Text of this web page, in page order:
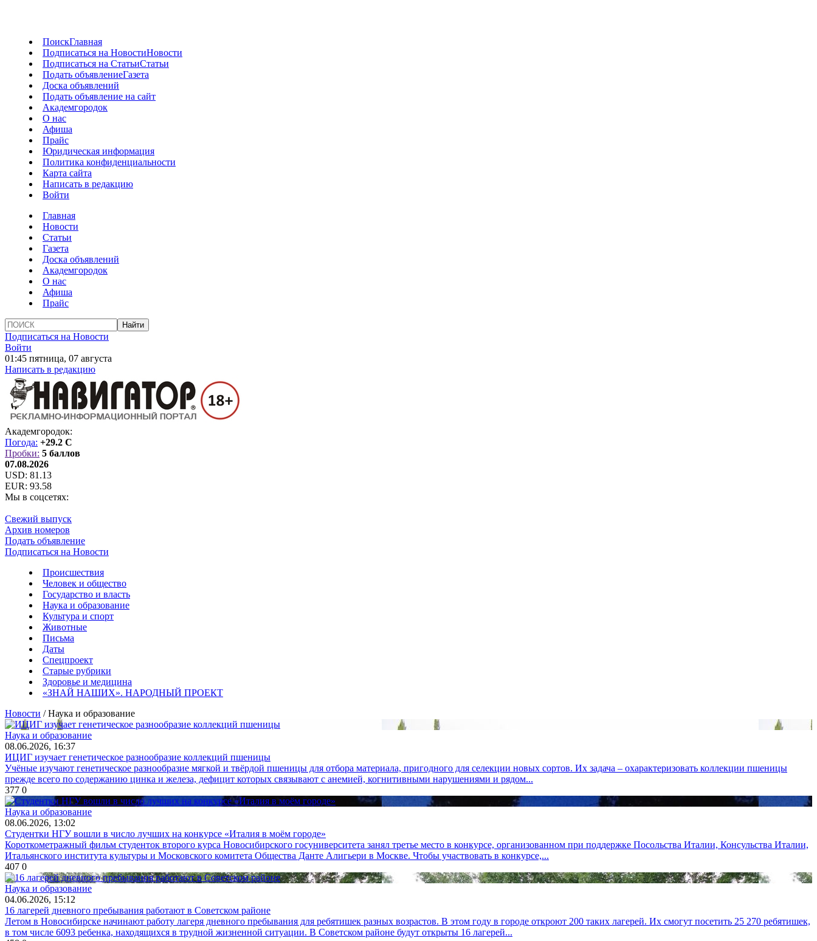
ПоискГлавная
Подписаться на НовостиНовости
Подписаться на СтатьиСтатьи
Подать объявлениеГазета
Доска объявлений
Подать объявление на сайт
Академгородок
О нас
Афиша
Прайс
Юридическая информация
Политика конфиденциальности
Карта сайта
Написать в редакцию
Войти
Главная
Новости
Статьи
Газета
Доска объявлений
Академгородок
О нас
Афиша
Прайс
Подписаться на Новости
Войти
01:45 пятница, 07 августа
Написать в редакцию
Академгородок:
Погода: +29.2 C
Пробки: 5 баллов
07.08.2026
USD: 81.13
EUR: 93.58
Мы в соцсетях:
Свежий выпуск
Архив номеров
Подать объявление
Подписаться на Новости
Происшествия
Человек и общество
Государство и власть
Наука и образование
Культура и спорт
Животные
Письма
Даты
Спецпроект
Старые рубрики
Здоровье и медицина
«ЗНАЙ НАШИХ». НАРОДНЫЙ ПРОЕКТ
Новости / Наука и образование
Наука и образование
08.06.2026, 16:37
ИЦИГ изучает генетическое разнообразие коллекций пшеницы
Учёные изучают генетическое разнообразие мягкой и твёрдой пшеницы для отбора материала, пригодного для селекции новых сортов. Их задача – охарактеризовать коллекции пшеницы
прежде всего по содержанию цинка и железа, дефицит которых связывают с анемией, когнитивными нарушениями и рядом...
377 0
Наука и образование
08.06.2026, 13:02
Студентки НГУ вошли в число лучших на конкурсе «Италия в моём городе»
Короткометражный фильм студенток второго курса Новосибирского госуниверситета занял третье место в конкурсе, организованном при поддержке Посольства Италии, Консульства Италии,
Итальянского института культуры и Московского комитета Общества Данте Алигьери в Москве. Чтобы участвовать в конкурсе,...
407 0
Наука и образование
04.06.2026, 15:12
16 лагерей дневного пребывания работают в Советском районе
Летом в Новосибирске начинают работу лагеря дневного пребывания для ребятишек разных возрастов. В этом году в городе откроют 200 таких лагерей. Их смогут посетить 25 270 ребятишек,
в том числе 6093 ребенка, находящихся в трудной жизненной ситуации. В Советском районе будут открыты 16 лагерей...